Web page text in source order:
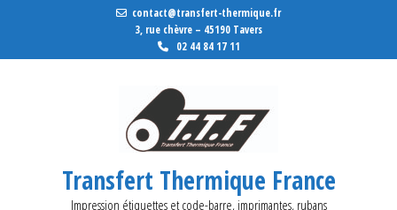
contact@transfert-thermique.fr
3, rue chèvre – 45190 Tavers
02 44 84 17 11
Transfert Thermique France
Impression étiquettes et code-barre, imprimantes, rubans